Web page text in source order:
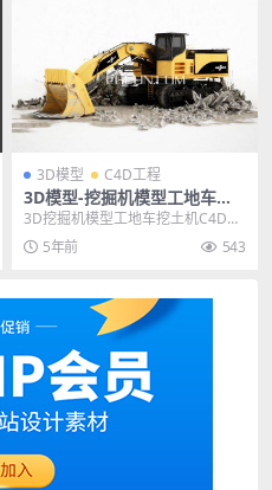
3D模型 C4D工程
3D模型-挖掘机模型工地车挖
土机C4D工程模型FBX模型
3D挖掘机模型工地车挖土机C4D工
程模型FBX模型 其他推荐: 3D模型-
讴歌M...
5年前 543